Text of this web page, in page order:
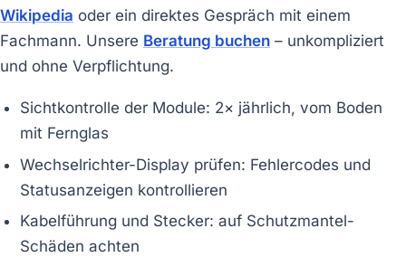
Wikipedia oder ein direktes Gespräch mit einem
Fachmann. Unsere Beratung buchen – unkompliziert
und ohne Verpflichtung.
Sichtkontrolle der Module: 2× jährlich, vom Boden
mit Fernglas
Wechselrichter-Display prüfen: Fehlercodes und
Statusanzeigen kontrollieren
Kabelführung und Stecker: auf Schutzmantel-
Schäden achten